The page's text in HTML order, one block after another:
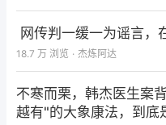
网传判一缓一为谣言，
18.7 万 浏览 · 杰炼阿达
不寒而栗，韩杰医生案
越有"的大象康法，到底